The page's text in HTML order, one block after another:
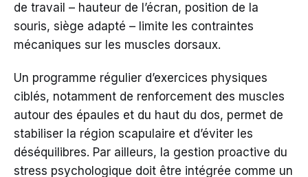
de travail – hauteur de l’écran, position de la
souris, siège adapté – limite les contraintes
mécaniques sur les muscles dorsaux.
Un programme régulier d’exercices physiques
ciblés, notamment de renforcement des muscles
autour des épaules et du haut du dos, permet de
stabiliser la région scapulaire et d’éviter les
déséquilibres. Par ailleurs, la gestion proactive du
stress psychologique doit être intégrée comme un